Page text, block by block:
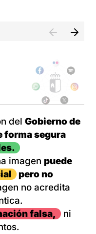
del Gobierno de
forma segura
imagen puede
pero no
no acredita
falsa,
ni